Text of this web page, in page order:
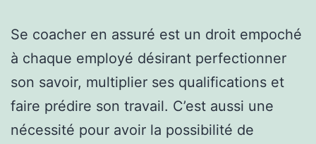
Se coacher en assuré est un droit empoché
à chaque employé désirant perfectionner
son savoir, multiplier ses qualifications et
faire prédire son travail. C’est aussi une
nécessité pour avoir la possibilité de